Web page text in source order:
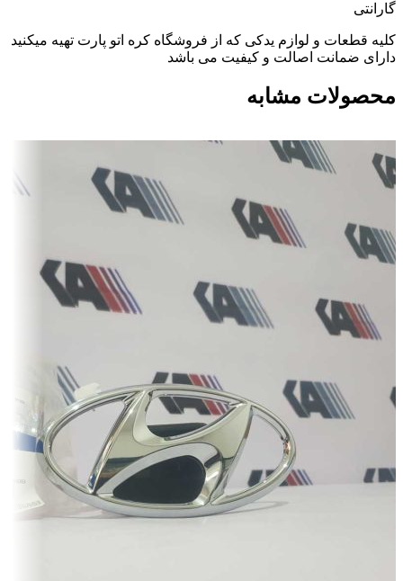
گارانتی
کلیه قطعات و لوازم یدکی که از فروشگاه کره اتو پارت تهیه میکنید
دارای ضمانت اصالت و کیفیت می باشد
محصولات مشابه